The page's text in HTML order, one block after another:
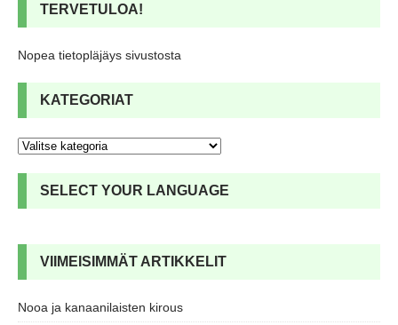
TERVETULOA!
Nopea tietopläjäys sivustosta
KATEGORIAT
SELECT YOUR LANGUAGE
VIIMEISIMMÄT ARTIKKELIT
Nooa ja kanaanilaisten kirous